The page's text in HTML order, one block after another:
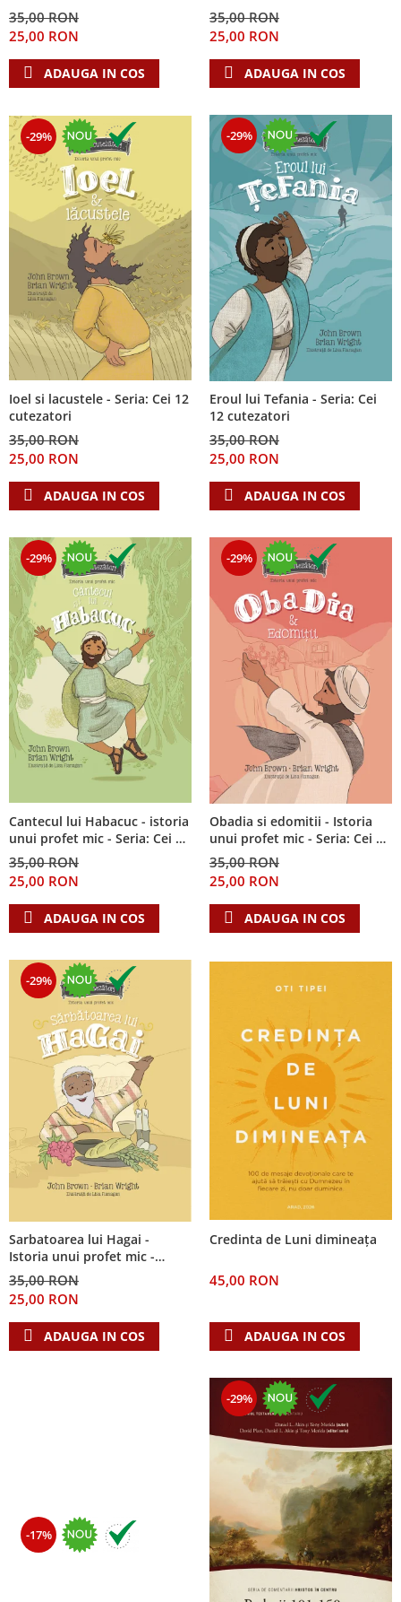
Dezvoltare personala
Mediu
35,00 RON
25,00 RON
ADAUGA IN COS
35,00 RON
25,00 RON
ADAUGA IN COS
-29%
Ioel si lacustele - Seria: Cei 12
cutezatori
35,00 RON
25,00 RON
ADAUGA IN COS
-29%
Eroul lui Tefania - Seria: Cei
12 cutezatori
35,00 RON
25,00 RON
ADAUGA IN COS
-29%
Cantecul lui Habacuc - istoria
unui profet mic - Seria: Cei 12
cutezatori
35,00 RON
25,00 RON
ADAUGA IN COS
-29%
Obadia si edomitii - Istoria
unui profet mic - Seria: Cei 12
cutezatori
35,00 RON
25,00 RON
ADAUGA IN COS
-29%
Sarbatoarea lui Hagai -
Istoria unui profet mic -
Seria: Cei 12 cutezatori
35,00 RON
25,00 RON
ADAUGA IN COS
Credinta de Luni dimineața
45,00 RON
ADAUGA IN COS
-17%
-29%